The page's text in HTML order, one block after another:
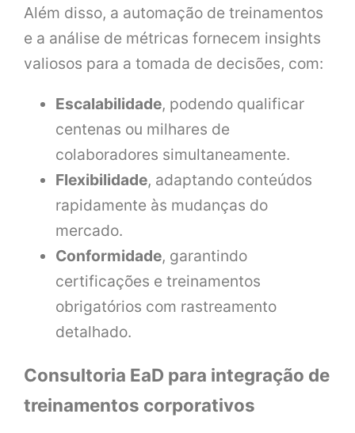
Além disso, a automação de treinamentos
e a análise de métricas fornecem insights
valiosos para a tomada de decisões, com:
Escalabilidade, podendo qualificar
centenas ou milhares de
colaboradores simultaneamente.
Flexibilidade, adaptando conteúdos
rapidamente às mudanças do
mercado.
Conformidade, garantindo
certificações e treinamentos
obrigatórios com rastreamento
detalhado.
Consultoria EaD para integração de
treinamentos corporativos